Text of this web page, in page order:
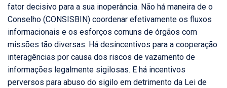
fator decisivo para a sua inoperância. Não há maneira de o
Conselho (CONSISBIN) coordenar efetivamente os fluxos
informacionais e os esforços comuns de órgãos com
missões tão diversas. Há desincentivos para a cooperação
interagências por causa dos riscos de vazamento de
informações legalmente sigilosas. E há incentivos
perversos para abuso do sigilo em detrimento da Lei de